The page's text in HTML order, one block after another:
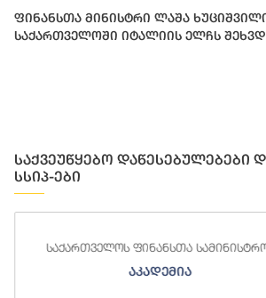
ფინანსთა მინისტრი ლაშა
საქართველოში იტალიის ელჩს
საქვეუწყებო დაწესებულებები
სსიპ-ები
საქართველოს ფინანსთა
საფინანსო-ანალიტიკური